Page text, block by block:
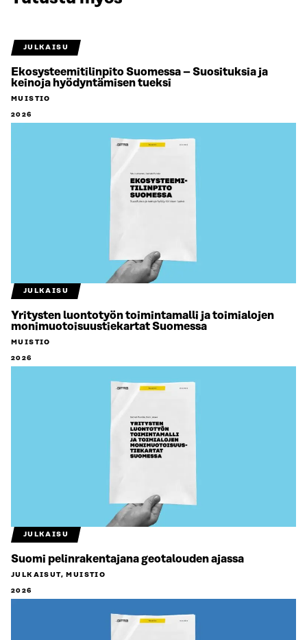
JULKAISU
Ekosysteemitilinpito Suomessa – Suosituksia ja
keinoja hyödyntämisen tueksi
MUISTIO
2026
JULKAISU
Yritysten luontotyön toimintamalli ja toimialojen
monimuotoisuustiekartat Suomessa
MUISTIO
2026
JULKAISU
Suomi pelinrakentajana geotalouden ajassa
JULKAISUT, MUISTIO
2026